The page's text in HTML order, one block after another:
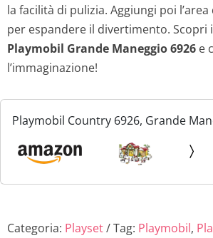
la facilità di pulizia. Aggiungi poi
per espandere il divertimento. Scopri
Playmobil Grande Maneggio 6926 e
l’immaginazione!
Playmobil Country 6926, Grande
Trakehner e Puledro, dai 5 Anni
Categoria: Playset Tag: Playmobil,